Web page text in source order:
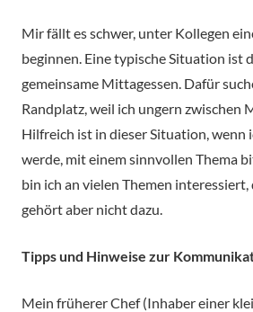
Mir fällt es schwer, unter Kollegen
beginnen. Eine typische Situation ist
gemeinsame Mittagessen. Dafür
Randplatz, weil ich ungern zwischen
Hilfreich ist in dieser Situation, wenn
werde, mit einem sinnvollen Thema
bin ich an vielen Themen
gehört aber nicht dazu.
Tipps und Hinweise zur
Mein früherer Chef (Inhaber einer